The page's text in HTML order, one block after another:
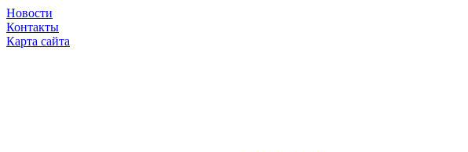
Новости
Контакты
Карта сайта